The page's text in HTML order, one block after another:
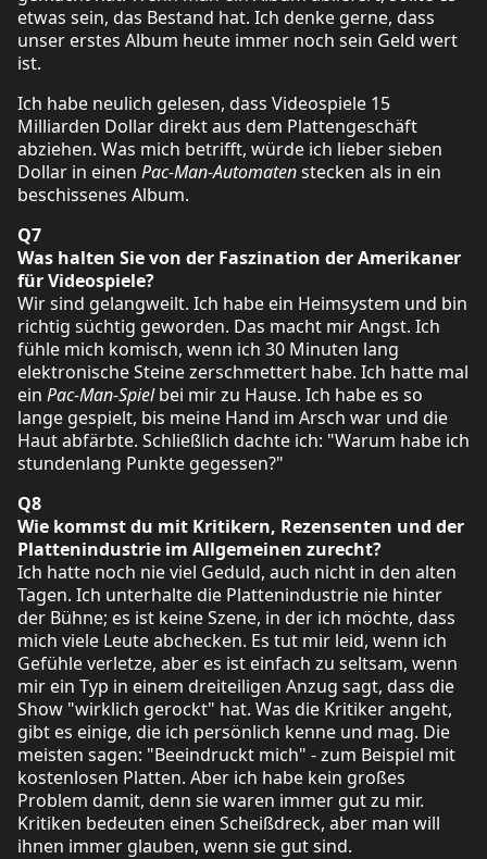
etwas sein, das Bestand hat. Ich denke gerne, dass
unser erstes Album heute immer noch sein Geld wert
ist.
Ich habe neulich gelesen, dass Videospiele 15
Milliarden Dollar direkt aus dem Plattengeschäft
abziehen. Was mich betrifft, würde ich lieber sieben
Dollar in einen Pac-Man-Automatenstecken als in ein
beschissenes Album.
Q7
Was halten Sie von der Faszination der Amerikaner
für Videospiele?
Wir sind gelangweilt. Ich habe ein Heimsystem und bin
richtig süchtig geworden. Das macht mir Angst. Ich
fühle mich komisch, wenn ich 30 Minuten lang
elektronische Steine zerschmettert habe. Ich hatte mal
ein Pac-Man-Spielbei mir zu Hause. Ich habe es so
lange gespielt, bis meine Hand im Arsch war und die
Haut abfärbte. Schließlich dachte ich: "Warum habe ich
stundenlang Punkte gegessen?"
Q8
Wie kommst du mit Kritikern, Rezensenten und der
Plattenindustrie im Allgemeinen zurecht?
Ich hatte noch nie viel Geduld, auch nicht in den alten
Tagen. Ich unterhalte die Plattenindustrie nie hinter
der Bühne; es ist keine Szene, in der ich möchte, dass
mich viele Leute abchecken. Es tut mir leid, wenn ich
Gefühle verletze, aber es ist einfach zu seltsam, wenn
mir ein Typ in einem dreiteiligen Anzug sagt, dass die
Show "wirklich gerockt" hat. Was die Kritiker angeht,
gibt es einige, die ich persönlich kenne und mag. Die
meisten sagen: "Beeindruckt mich" - zum Beispiel mit
kostenlosen Platten. Aber ich habe kein großes
Problem damit, denn sie waren immer gut zu mir.
Kritiken bedeuten einen Scheißdreck, aber man will
ihnen immer glauben, wenn sie gut sind.